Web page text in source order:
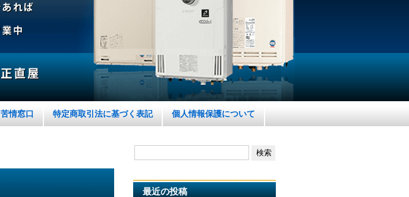
苦情窓口 特定商取引法に基づく表記 個人情報保護について
最近の投稿